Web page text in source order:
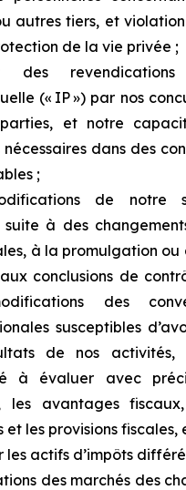
autres tiers, et
de la vie privée ;
des
(« IP ») par nos
et notre
nécessaires dans des
;
de notre
à des
à la promulgation
conclusions de
des
susceptibles
de nos activités,
à évaluer avec
les avantages
et les provisions
les actifs d’impôts
des marchés des